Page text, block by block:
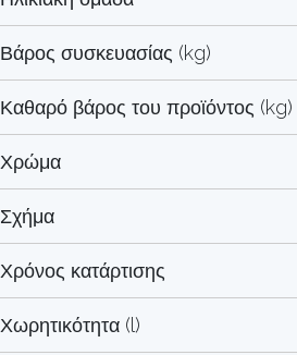
Βάρος συσκευασίας (kg)
Καθαρό βάρος του προϊόντος (kg)
Χρώμα
Σχήμα
Χρόνος κατάρτισης
Χωρητικότητα (l)